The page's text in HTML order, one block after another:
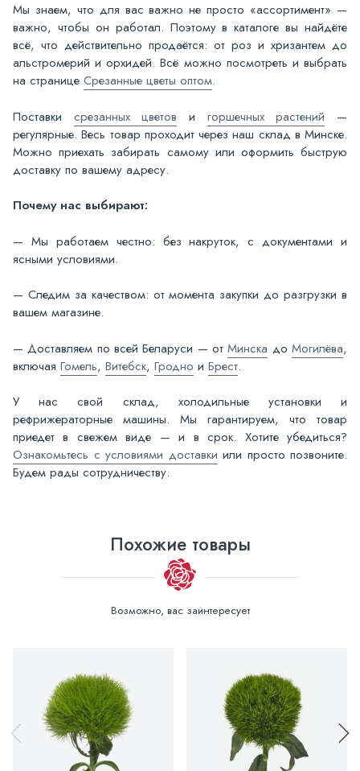
Мы знаем, что для вас важно не просто «ассортимент» —
важно, чтобы он работал. Поэтому в каталоге вы найдёте
всё, что действительно продаётся: от роз и хризантем до
альстромерий и орхидей. Всё можно посмотреть и выбрать
на странице Срезанные цветы оптом.
Поставки срезанных цветов и горшечных растений —
регулярные. Весь товар проходит через наш склад в Минске.
Можно приехать забирать самому или оформить быструю
доставку по вашему адресу.
Почему нас выбирают:
— Мы работаем честно: без накруток, с документами и
ясными условиями.
— Следим за качеством: от момента закупки до разгрузки в
вашем магазине.
— Доставляем по всей Беларуси — отМинска доМогилёва,
включая Гомель, Витебск, Гродно и Брест.
У нас свой склад, холодильные установки и
рефрижераторные машины. Мы гарантируем, что товар
приедет в свежем виде — и в срок. Хотите убедиться?
Ознакомьтесь с условиями доставки или просто позвоните.
Будем рады сотрудничеству.
Похожие товары
Возможно, вас заинтересует